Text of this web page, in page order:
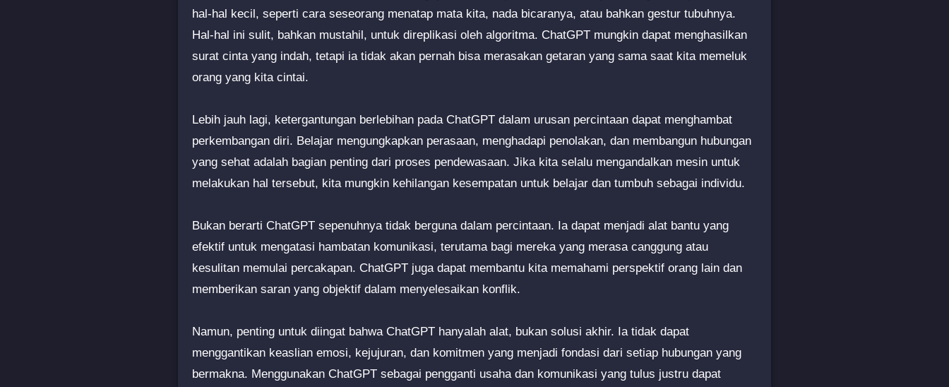
hal-hal kecil, seperti cara seseorang menatap mata kita, nada bicaranya, atau bahkan gestur tubuhnya.
Hal-hal ini sulit, bahkan mustahil, untuk direplikasi oleh algoritma. ChatGPT mungkin dapat menghasilkan
surat cinta yang indah, tetapi ia tidak akan pernah bisa merasakan getaran yang sama saat kita memeluk
orang yang kita cintai.
Lebih jauh lagi, ketergantungan berlebihan pada ChatGPT dalam urusan percintaan dapat menghambat
perkembangan diri. Belajar mengungkapkan perasaan, menghadapi penolakan, dan membangun hubungan
yang sehat adalah bagian penting dari proses pendewasaan. Jika kita selalu mengandalkan mesin untuk
melakukan hal tersebut, kita mungkin kehilangan kesempatan untuk belajar dan tumbuh sebagai individu.
Bukan berarti ChatGPT sepenuhnya tidak berguna dalam percintaan. Ia dapat menjadi alat bantu yang
efektif untuk mengatasi hambatan komunikasi, terutama bagi mereka yang merasa canggung atau
kesulitan memulai percakapan. ChatGPT juga dapat membantu kita memahami perspektif orang lain dan
memberikan saran yang objektif dalam menyelesaikan konflik.
Namun, penting untuk diingat bahwa ChatGPT hanyalah alat, bukan solusi akhir. Ia tidak dapat
menggantikan keaslian emosi, kejujuran, dan komitmen yang menjadi fondasi dari setiap hubungan yang
bermakna. Menggunakan ChatGPT sebagai pengganti usaha dan komunikasi yang tulus justru dapat